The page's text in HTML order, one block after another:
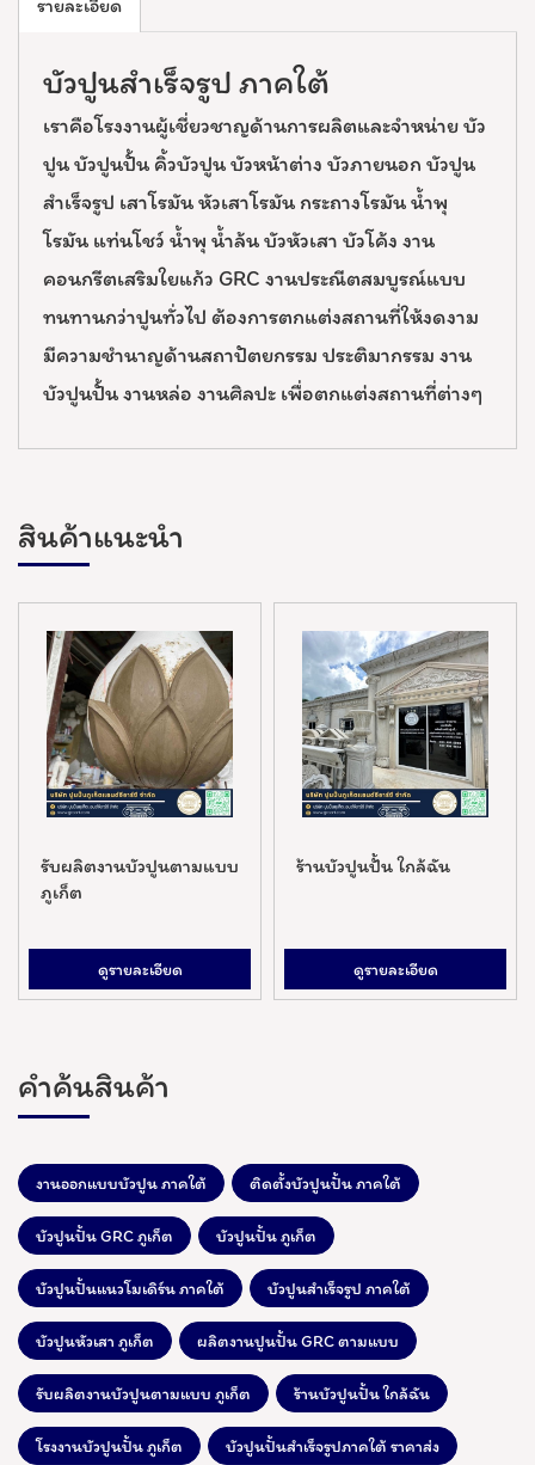
รายละเอียด
บัวปูนสำเร็จรูป ภาคใต้
เราคือโรงงานผู้เชี่ยวชาญด้านการผลิตและจำหน่าย บัว
ปูน บัวปูนปั้น คิ้วบัวปูน บัวหน้าต่าง บัวภายนอก บัวปูน
สำเร็จรูป เสาโรมัน หัวเสาโรมัน กระถางโรมัน น้ำพุ
โรมัน แท่นโชว์ น้ำพุ น้ำล้น บัวหัวเสา บัวโค้ง งาน
คอนกรีตเสริมใยแก้ว GRC งานประณีตสมบูรณ์แบบ
ทนทานกว่าปูนทั่วไป ต้องการตกแต่งสถานที่ให้งดงาม
มีความชำนาญด้านสถาปัตยกรรม ประติมากรรม งาน
บัวปูนปั้น งานหล่อ งานศิลปะ เพื่อตกแต่งสถานที่ต่างๆ
สินค้าแนะนำ
รับผลิตงานบัวปูนตามแบบ
ภูเก็ต
ดูรายละเอียด
ร้านบัวปูนปั้น ใกล้ฉัน
ดูรายละเอียด
คำค้นสินค้า
งานออกแบบบัวปูน ภาคใต้ ติดตั้งบัวปูนปั้น ภาคใต้
บัวปูนปั้น GRC ภูเก็ต บัวปูนปั้น ภูเก็ต
บัวปูนปั้นแนวโมเดิร์น ภาคใต้ บัวปูนสำเร็จรูป ภาคใต้
บัวปูนหัวเสา ภูเก็ต ผลิตงานปูนปั้น GRC ตามแบบ
รับผลิตงานบัวปูนตามแบบ ภูเก็ต ร้านบัวปูนปั้น ใกล้ฉัน
โรงงานบัวปูนปั้น ภูเก็ต บัวปูนปั้นสำเร็จรูปภาคใต้ ราคาส่ง